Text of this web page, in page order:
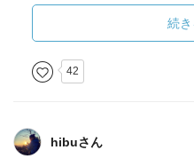
サミュエル・エドワード・
ヘクター・マックイーン：
エドワード・ヘンリー・マス
アーバスノット大佐：杉田智
ドラゴミロフ公爵夫人：一城
ヒルデガルデ・シュミット：
続
42
hibuさん